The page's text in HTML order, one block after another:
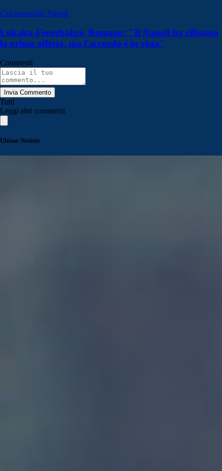
Calciomercato Napoli
Lukaku-Fenerbahce, Romano: "Il Napoli ha rifiutato
la prima offerta, ma l'accordo è in vista"
Commenti
Invia Commento
Tutti
Leggi altri commenti
Ultime Notizie